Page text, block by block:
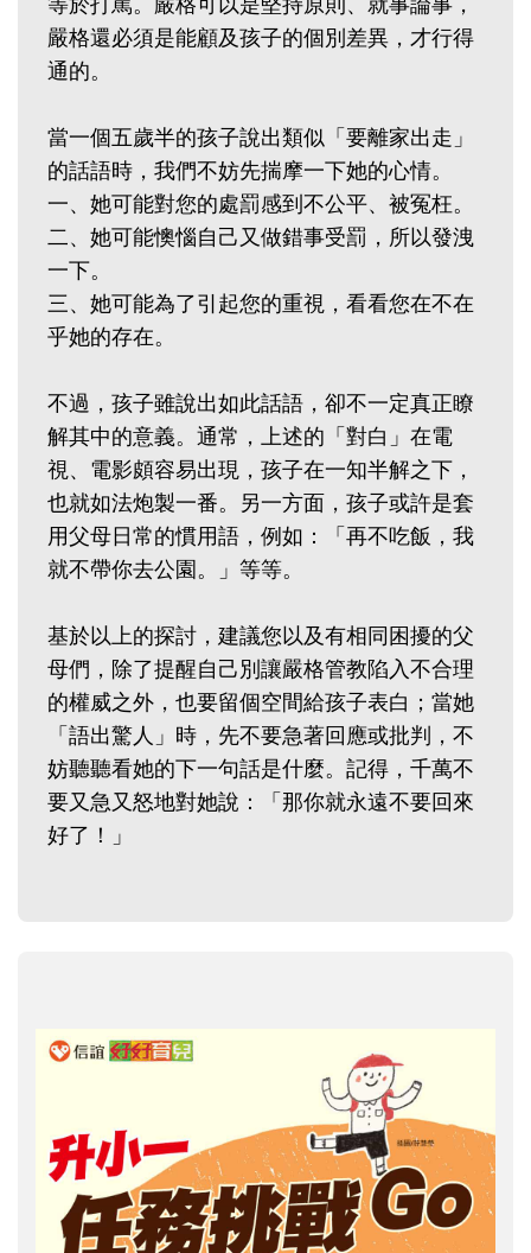
嚴格還必須是能顧及孩子的個別差異，才行得
通的。
當一個五歲半的孩子說出類似「要離家出走」
的話語時，我們不妨先揣摩一下她的心情。
一、她可能對您的處罰感到不公平、被冤枉。
二、她可能懊惱自己又做錯事受罰，所以發洩
一下。
三、她可能為了引起您的重視，看看您在不在
乎她的存在。
不過，孩子雖說出如此話語，卻不一定真正瞭
解其中的意義。通常，上述的「對白」在電
視、電影頗容易出現，孩子在一知半解之下，
也就如法炮製一番。另一方面，孩子或許是套
用父母日常的慣用語，例如：「再不吃飯，我
就不帶你去公園。」等等。
基於以上的探討，建議您以及有相同困擾的父
母們，除了提醒自己別讓嚴格管教陷入不合理
的權威之外，也要留個空間給孩子表白；當她
「語出驚人」時，先不要急著回應或批判，不
妨聽聽看她的下一句話是什麼。記得，千萬不
要又急又怒地對她說：「那你就永遠不要回來
好了！」